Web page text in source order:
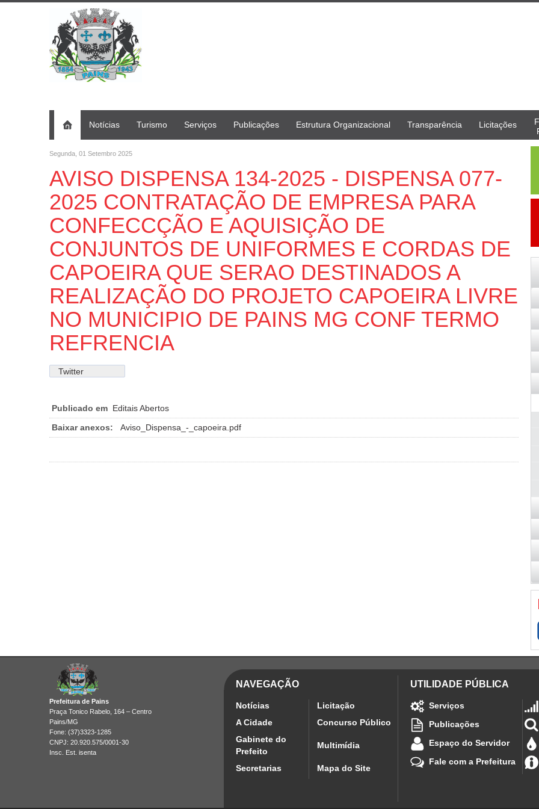
Notícias Turismo Serviços Publicações Estrutura Organizacional Transparência Licitações
Segunda, 01 Setembro 2025
AVISO DISPENSA 134-2025 - DISPENSA 077-
2025 CONTRATAÇÃO DE EMPRESA PARA
CONFECCÇÃO E AQUISIÇÃO DE
CONJUNTOS DE UNIFORMES E CORDAS DE
CAPOEIRA QUE SERAO DESTINADOS A
REALIZAÇÃO DO PROJETO CAPOEIRA LIVRE
NO MUNICIPIO DE PAINS MG CONF TERMO
REFRENCIA
Twitter
Publicado em Editais Abertos
Baixar anexos:
Aviso_Dispensa_-_capoeira.pdf
Prefeitura de Pains
Praça Tonico Rabelo, 164 – Centro
Pains/MG
Fone: (37)3323-1285
CNPJ: 20.920.575/0001-30
Insc. Est. isenta
NAVEGAÇÃO
Notícias
Licitação
A Cidade
Concurso Público
Gabinete do
Prefeito
Multimídia
Secretarias Mapa do Site
UTILIDADE PÚBLICA
Serviços
Publicações
Espaço do Servidor
Fale com a Prefeitura